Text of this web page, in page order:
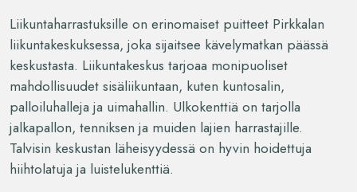
Liikuntaharrastuksille on erinomaiset puitteet Pirkkalan
liikuntakeskuksessa, joka sijaitsee kävelymatkan päässä
keskustasta. Liikuntakeskus tarjoaa monipuoliset
mahdollisuudet sisäliikuntaan, kuten kuntosalin,
palloiluhalleja ja uimahallin. Ulkokenttiä on tarjolla
jalkapallon, tenniksen ja muiden lajien harrastajille.
Talvisin keskustan läheisyydessä on hyvin hoidettuja
hiihtolatuja ja luistelukenttiä.